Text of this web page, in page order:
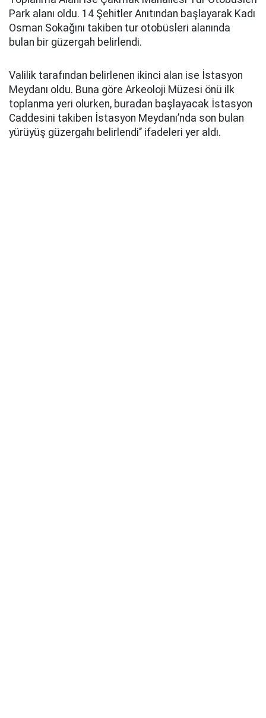
Park alanı oldu. 14 Şehitler Anıtından başlayarak Kadı
Osman Sokağını takiben tur otobüsleri alanında
bulan bir güzergah belirlendi.
Valilik tarafından belirlenen ikinci alan ise İstasyon
Meydanı oldu. Buna göre Arkeoloji Müzesi önü ilk
toplanma yeri olurken, buradan başlayacak İstasyon
Caddesini takiben İstasyon Meydanı’nda son bulan
yürüyüş güzergahı belirlendi’’ ifadeleri yer aldı.